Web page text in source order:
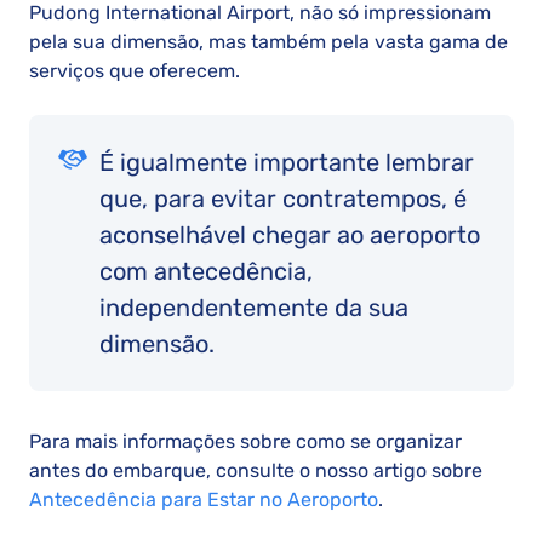
Pudong International Airport, não só impressionam
pela sua dimensão, mas também pela vasta gama de
serviços que oferecem.
É igualmente importante lembrar
que, para evitar contratempos, é
aconselhável chegar ao aeroporto
com antecedência,
independentemente da sua
dimensão.
Para mais informações sobre como se organizar
antes do embarque, consulte o nosso artigo sobre
Antecedência para Estar no Aeroporto.